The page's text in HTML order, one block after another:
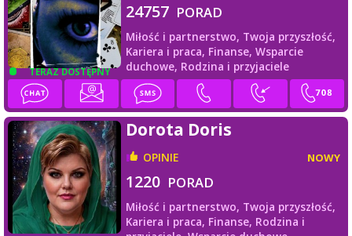
TERAZ DOSTĘPNY
24757 PORAD
Miłość i partnerstwo, Twoja przyszłość,
Kariera i praca, Finanse, Wsparcie
duchowe, Rodzina i przyjaciele
Dorota Doris
OPINIE NOWY
1220 PORAD
Miłość i partnerstwo, Twoja przyszłość,
Kariera i praca, Finanse, Rodzina i